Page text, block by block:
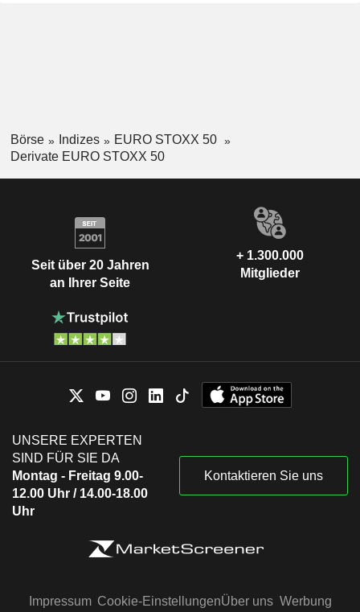
Börse Indizes
EURO STOXX 50
Derivate EURO STOXX 50
Seit über 20 Jahren
an Ihrer Seite
+ 1.300.000
Mitglieder
UNSERE EXPERTEN
SIND FÜR SIE DA
Montag - Freitag 9.00-
12.00 Uhr / 14.00-18.00
Uhr
Kontaktieren Sie uns
Impressum Cookie-EinstellungenÜber uns Werbung